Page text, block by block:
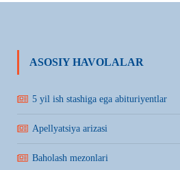
ASOSIY HAVOLALAR
5 yil ish stashiga ega abituriyentlar
Apellyatsiya arizasi
Baholash mezonlari